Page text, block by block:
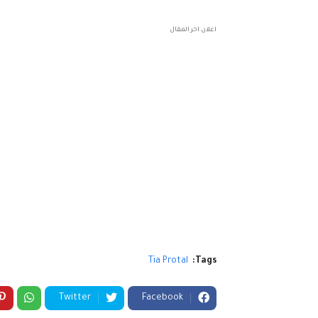
اعلان اخر المقال
Tags:
Tia Protal
Facebook
Twitter